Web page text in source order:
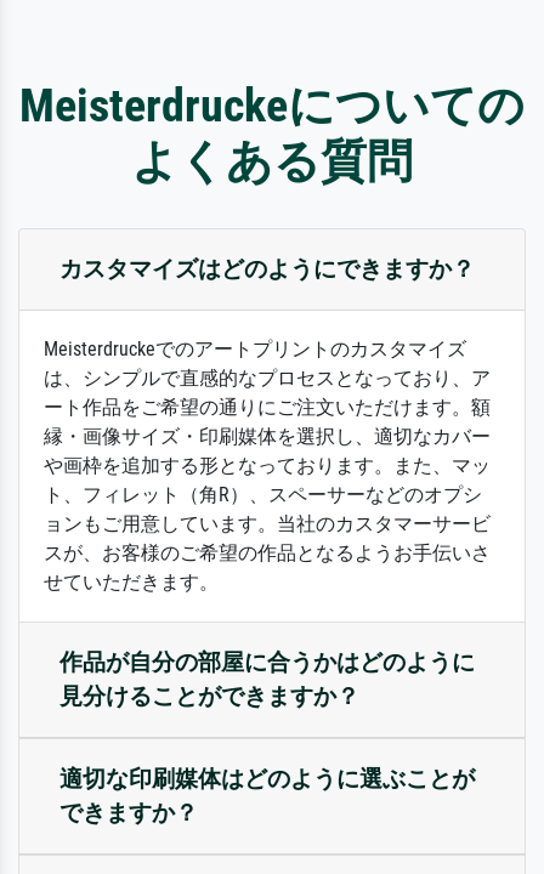
Meisterdruckeについての
よくある質問
カスタマイズはどのようにできますか？
Meisterdruckeでのアートプリントのカスタマイズ
は、シンプルで直感的なプロセスとなっており、ア
ート作品をご希望の通りにご注文いただけます。額
縁・画像サイズ・印刷媒体を選択し、適切なカバー
や画枠を追加する形となっております。また、マッ
ト、フィレット（角R）、スペーサーなどのオプシ
ョンもご用意しています。当社のカスタマーサービ
スが、お客様のご希望の作品となるようお手伝いさ
せていただきます。
作品が自分の部屋に合うかはどのように
見分けることができますか？
適切な印刷媒体はどのように選ぶことが
できますか？